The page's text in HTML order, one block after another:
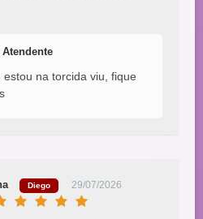
Atendente
estou na torcida viu, fique
Diego
29/07/2026